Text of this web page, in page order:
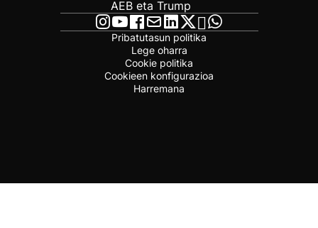
AEB eta Trump
Pribatutasun politika
Lege oharra
Cookie politika
Cookieen konfigurazioa
Harremana